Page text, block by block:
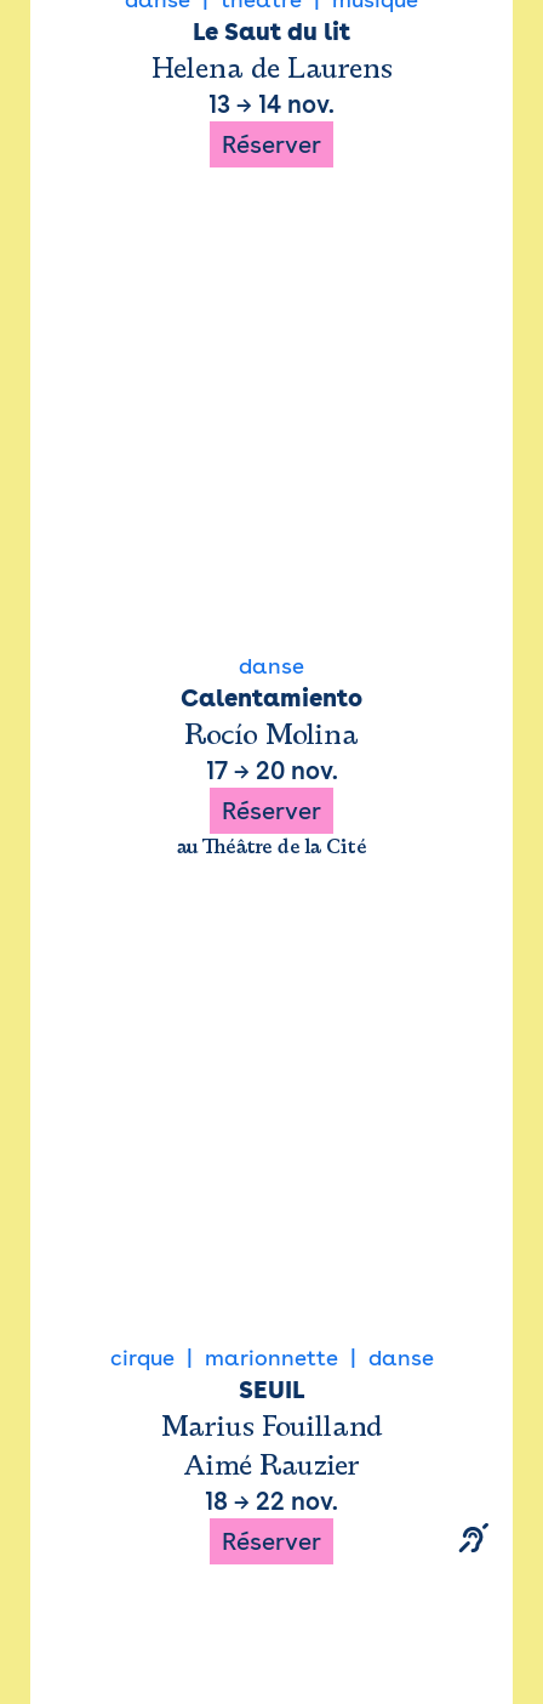
Le Saut du lit
Helena de Laurens
13 → 14 nov.
Réserver
danse
Calentamiento
Rocío Molina
17→ 20 nov.
Réserver
au Théâtre de la Cité
cirque marionnette danse
SEUIL
Marius Fouilland
Aimé Rauzier
18 → 22 nov.
Réserver